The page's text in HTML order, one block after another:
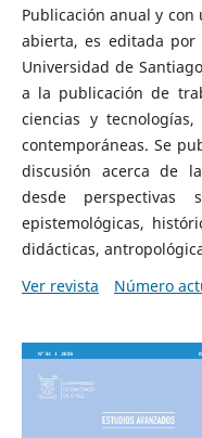
Publicación anual y
abierta, es editada por
Universidad de
a la publicación de
ciencias y
contemporáneas. Se
discusión acerca de
desde perspectivas
epistemológicas,
didácticas,
Ver revista
Número